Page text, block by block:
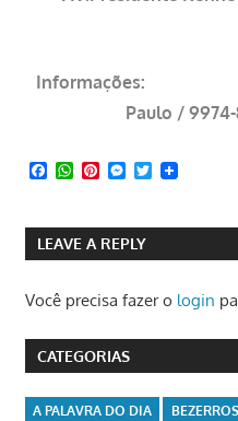
Paulo /
Facebook
WhatsApp
Pinterest
Messenger
Twitter
LEAVE A REPLY
Você precisa fazer o login
CATEGORIAS
A PALAVRA DO DIA BEZERROS